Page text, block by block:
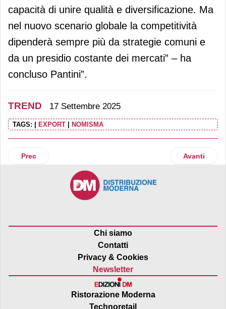
capacità di unire qualità e diversificazione. Ma
nel nuovo scenario globale la competitività
dipenderà sempre più da strategie comuni e
da un presidio costante dei mercati” – ha
concluso Pantini”.
TREND 17 Settembre 2025
TAGS: EXPORT NOMISMA
Articolo precedente: Macfrut diventa più grande e si
Prec Articolo
Avanti
Chi siamo
Contatti
Privacy & Cookies
Newsletter
Ristorazione Moderna
Technoretail